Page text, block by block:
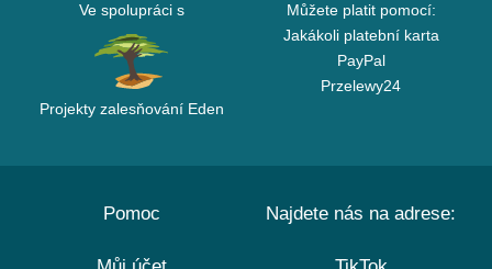
Ve spolupráci s
Projekty zalesňování Eden
Můžete platit pomocí:
Jakákoli platební karta
PayPal
Przelewy24
Pomoc Najdete nás na adrese: